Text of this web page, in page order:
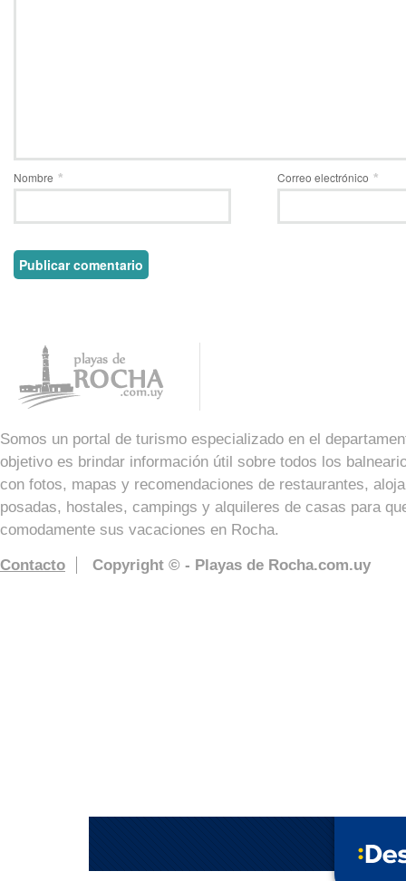
Nombre * Correo electrónico *
Somos un portal de turismo especializado en el
objetivo es brindar información útil sobre todos los
con fotos, mapas y recomendaciones de restaurantes,
posadas, hostales, campings y alquileres de casas para
comodamente sus vacaciones en Rocha.
Contacto Copyright © - Playas de Rocha.com.uy